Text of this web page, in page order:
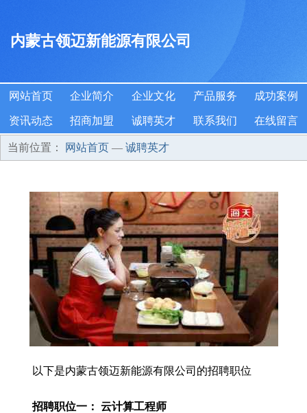
内蒙古领迈新能源有限公司
网站首页 企业简介 企业文化 产品服务 成功案例
资讯动态 招商加盟 诚聘英才 联系我们 在线留言
当前位置： 网站首页 — 诚聘英才
以下是内蒙古领迈新能源有限公司的招聘职位
招聘职位一： 云计算工程师